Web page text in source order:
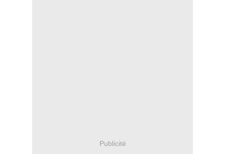
Publicité